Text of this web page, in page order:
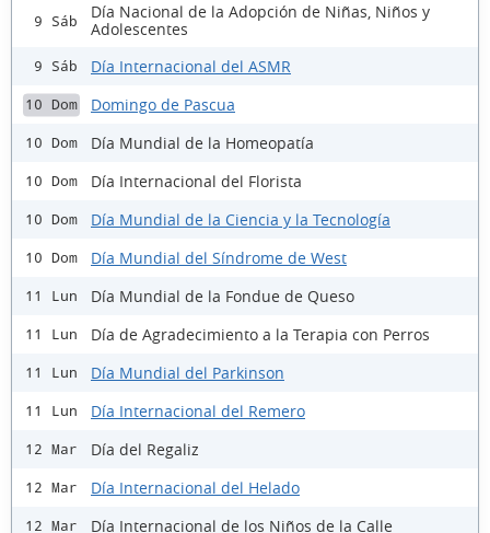
9 Sáb
Día Nacional de la Adopción de Niñas, Niños y
Adolescentes
9 Sáb Día Internacional del ASMR
10 Dom Domingo de Pascua
10 Dom Día Mundial de la Homeopatía
10 Dom Día Internacional del Florista
10 Dom Día Mundial de la Ciencia y la Tecnología
10 Dom Día Mundial del Síndrome de West
11 Lun Día Mundial de la Fondue de Queso
11 Lun Día de Agradecimiento a la Terapia con Perros
11 Lun Día Mundial del Parkinson
11 Lun Día Internacional del Remero
12 Mar Día del Regaliz
12 Mar Día Internacional del Helado
12 Mar Día Internacional de los Niños de la Calle